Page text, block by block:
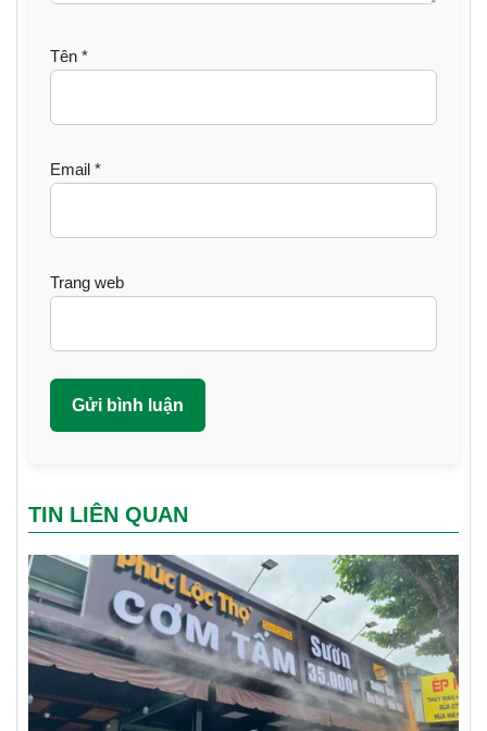
Tên *
Email *
Trang web
TIN LIÊN QUAN